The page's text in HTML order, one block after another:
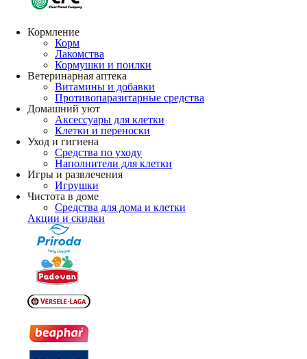
Кормление
Корм
Лакомства
Кормушки и поилки
Ветеринарная аптека
Витамины и добавки
Противопаразитарные средства
Домашний уют
Аксессуары для клетки
Клетки и переноски
Уход и гигиена
Средства по уходу
Наполнители для клетки
Игры и развлечения
Игрушки
Чистота в доме
Средства для дома и клетки
Акции и скидки